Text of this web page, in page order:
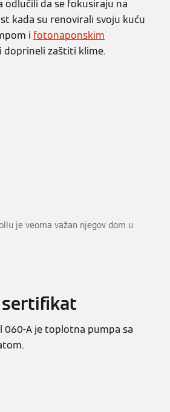
odlučili da se fokusiraju na
kada su renovirali svoju kuću
i fotonaponskim
doprineli zaštiti klime.
je veoma važan njegov dom u
sertifikat
060-A je toplotna pumpa sa